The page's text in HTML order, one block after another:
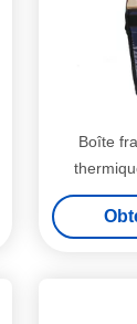
Boîte